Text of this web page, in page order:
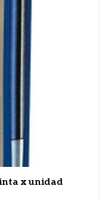
x unidad